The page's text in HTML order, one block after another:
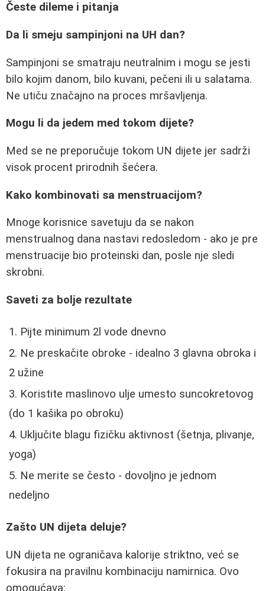
Česte dileme i pitanja
Da li smeju sampinjoni na UH dan?
Sampinjoni se smatraju neutralnim i mogu se jesti
bilo kojim danom, bilo kuvani, pečeni ili u salatama.
Ne utiču značajno na proces mršavljenja.
Mogu li da jedem med tokom dijete?
Med se ne preporučuje tokom UN dijete jer sadrži
visok procent prirodnih šećera.
Kako kombinovati sa menstruacijom?
Mnoge korisnice savetuju da se nakon
menstrualnog dana nastavi redosledom - ako je pre
menstruacije bio proteinski dan, posle nje sledi
skrobni.
Saveti za bolje rezultate
Pijte minimum 2l vode dnevno
Ne preskačite obroke - idealno 3 glavna obroka i
2 užine
Koristite maslinovo ulje umesto suncokretovog
(do 1 kašika po obroku)
Uključite blagu fizičku aktivnost (šetnja, plivanje,
yoga)
Ne merite se često - dovoljno je jednom
nedeljno
Zašto UN dijeta deluje?
UN dijeta ne ograničava kalorije striktno, već se
fokusira na pravilnu kombinaciju namirnica. Ovo
omogućava: